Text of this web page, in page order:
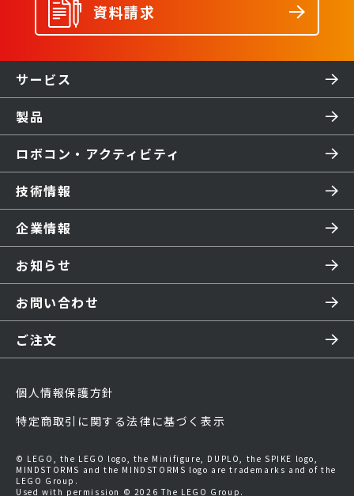
資料請求
サービス
製品
ロボコン・アクティビティ
技術情報
企業情報
お知らせ
お問い合わせ
ご注文
個人情報保護方針
特定商取引に関する法律に基づく表示
© LEGO, the LEGO logo, the Minifigure, DUPLO, the SPIKE logo,
MINDSTORMS and the MINDSTORMS logo are trademarks and of the
LEGO Group.
Used with permission © 2026 The LEGO Group.